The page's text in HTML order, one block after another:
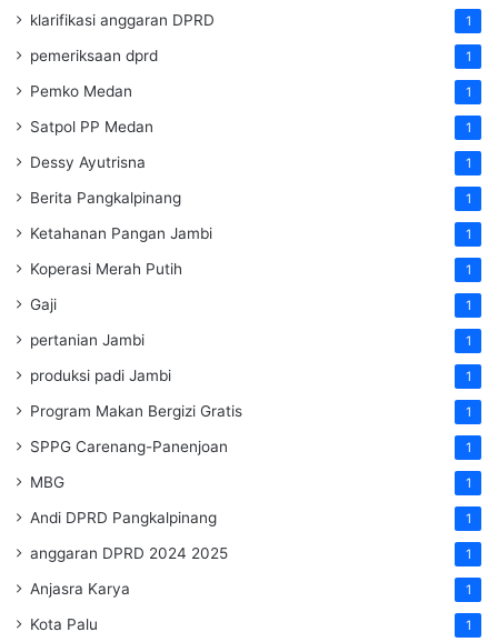
klarifikasi anggaran DPRD 1
pemeriksaan dprd 1
Pemko Medan 1
Satpol PP Medan 1
Dessy Ayutrisna 1
Berita Pangkalpinang 1
Ketahanan Pangan Jambi 1
Koperasi Merah Putih 1
Gaji 1
pertanian Jambi 1
produksi padi Jambi 1
Program Makan Bergizi Gratis 1
SPPG Carenang-Panenjoan 1
MBG 1
Andi DPRD Pangkalpinang 1
anggaran DPRD 2024 2025 1
Anjasra Karya 1
Kota Palu 1